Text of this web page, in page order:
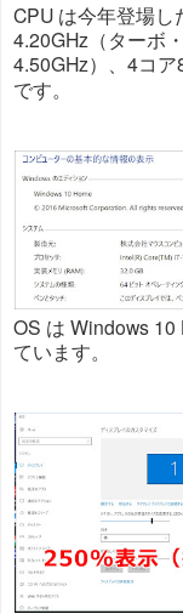
CPU は今年登場し
4.20GHz（ターボ
4.50GHz）、4コ
です。
OS は Windows
ています。